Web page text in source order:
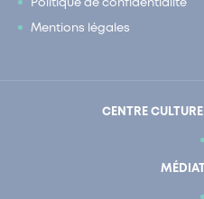
Politique de confidentialité
Mentions légales
CENTRE